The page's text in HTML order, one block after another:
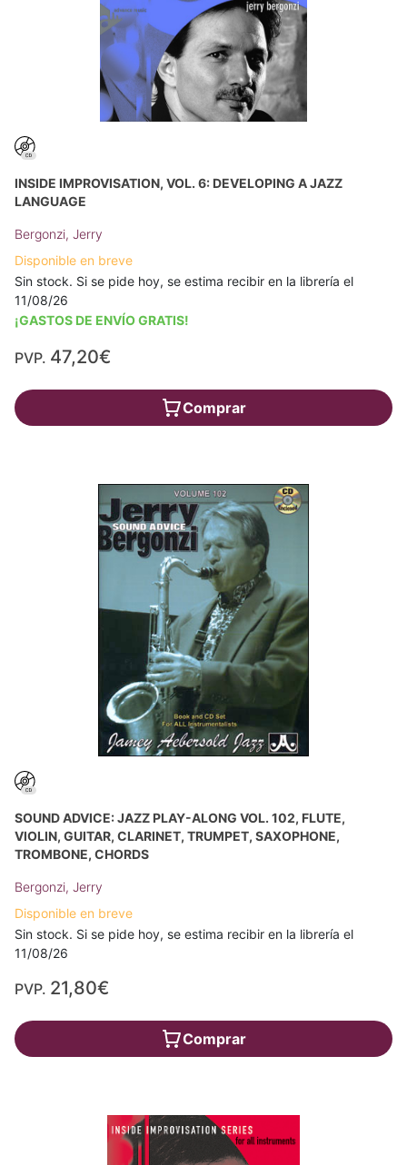
INSIDE IMPROVISATION, VOL. 6: DEVELOPING A JAZZ
LANGUAGE
Bergonzi, Jerry
Disponible en breve
Sin stock. Si se pide hoy, se estima recibir en la librería el
11/08/26
¡GASTOS DE ENVÍO GRATIS!
PVP. 47,20€
Comprar
SOUND ADVICE: JAZZ PLAY-ALONG VOL. 102, FLUTE,
VIOLIN, GUITAR, CLARINET, TRUMPET, SAXOPHONE,
TROMBONE, CHORDS
Bergonzi, Jerry
Disponible en breve
Sin stock. Si se pide hoy, se estima recibir en la librería el
11/08/26
PVP. 21,80€
Comprar